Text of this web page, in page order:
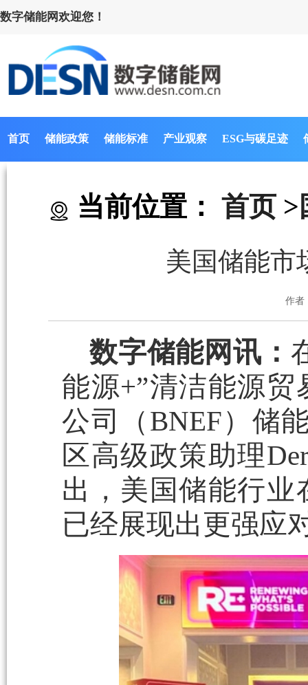
数字储能网欢迎您！
首页 储能政策 储能标准 产业观察 ESG与碳足迹
当前位置： 首页 >
美国储能市
作者
数字储能网讯：
能源+”清洁能源
公司（BNEF）储
区高级政策助理
出，美国储能行
已经展现出更强应